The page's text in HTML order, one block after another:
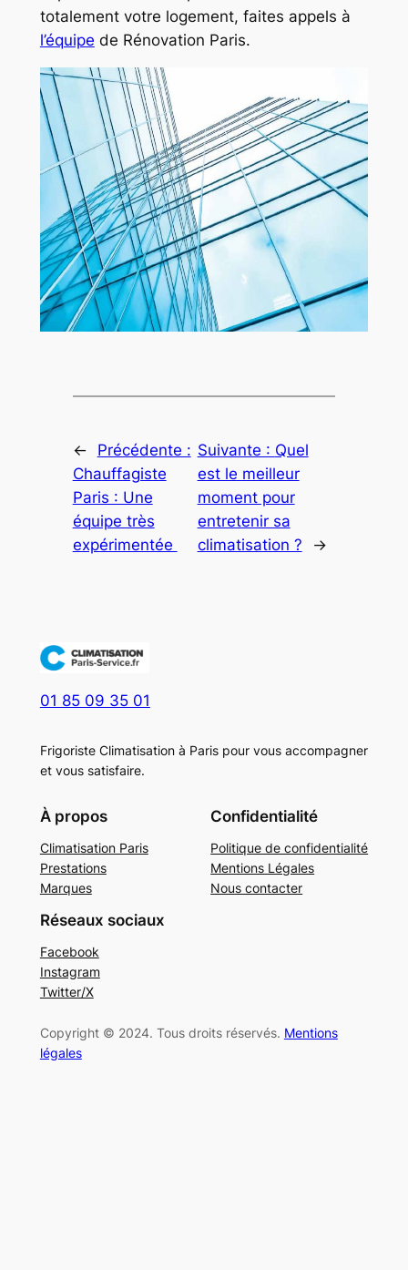
totalement votre logement, faites appels à
l’équipe de Rénovation Paris.
←
Précédente :
Chauffagiste
Paris : Une
équipe très
expérimentée
Suivante : Quel
est le meilleur
moment pour
entretenir sa
climatisation ?
→
01 85 09 35 01
Frigoriste Climatisation à Paris pour vous accompagner
et vous satisfaire.
À propos
Climatisation Paris
Prestations
Marques
Confidentialité
Politique de confidentialité
Mentions Légales
Nous contacter
Réseaux sociaux
Facebook
Instagram
Twitter/X
Copyright © 2024. Tous droits réservés. Mentions
légales